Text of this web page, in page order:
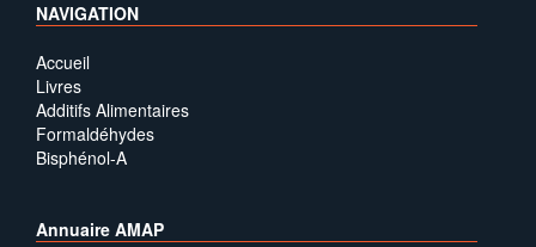
NAVIGATION
Accueil
Livres
Additifs Alimentaires
Formaldéhydes
Bisphénol-A
Annuaire AMAP